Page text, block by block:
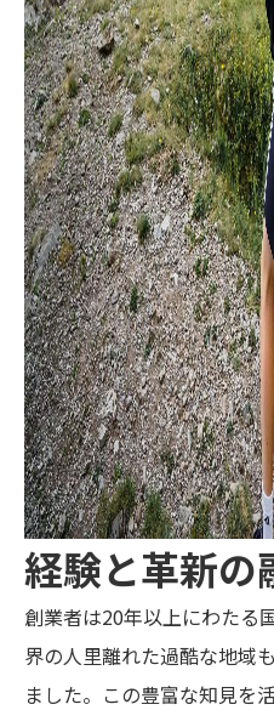
経験と革新の
創業者は20年以上にわたる
界の人里離れた過酷な地域
ました。この豊富な知見を